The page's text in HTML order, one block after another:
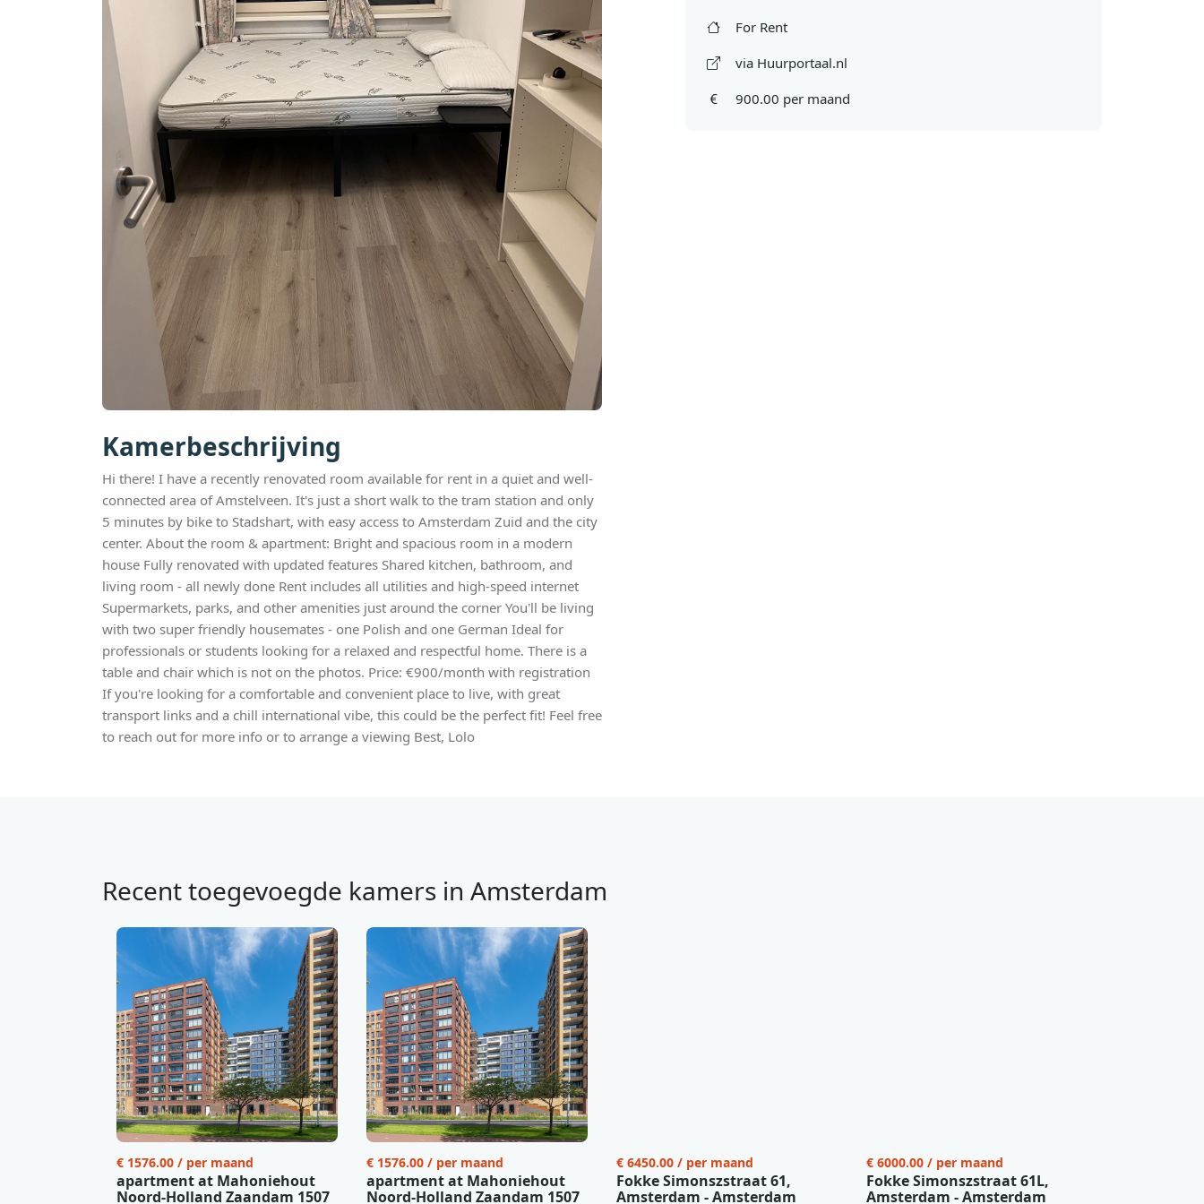
Kamerbeschrijving
Hi there! I have a recently renovated room available for rent in a quiet and well-
connected area of Amstelveen. It's just a short walk to the tram station and only
5 minutes by bike to Stadshart, with easy access to Amsterdam Zuid and the city
center. About the room & apartment: Bright and spacious room in a modern
house Fully renovated with updated features Shared kitchen, bathroom, and
living room - all newly done Rent includes all utilities and high-speed internet
Supermarkets, parks, and other amenities just around the corner You'll be living
with two super friendly housemates - one Polish and one German Ideal for
professionals or students looking for a relaxed and respectful home. There is a
table and chair which is not on the photos. Price: €900/month with registration
If you're looking for a comfortable and convenient place to live, with great
transport links and a chill international vibe, this could be the perfect fit! Feel free
to reach out for more info or to arrange a viewing Best, Lolo
For Rent
via Huurportaal.nl
900.00 per maand
Recent toegevoegde kamers in Amsterdam
€ 1576.00 / per maand
apartment at Mahoniehout
Noord-Holland Zaandam 1507
€ 1576.00 / per maand
apartment at Mahoniehout
Noord-Holland Zaandam 1507
€ 6450.00 / per maand
Fokke Simonszstraat 61,
Amsterdam - Amsterdam
€ 6000.00 / per maand
Fokke Simonszstraat 61L,
Amsterdam - Amsterdam